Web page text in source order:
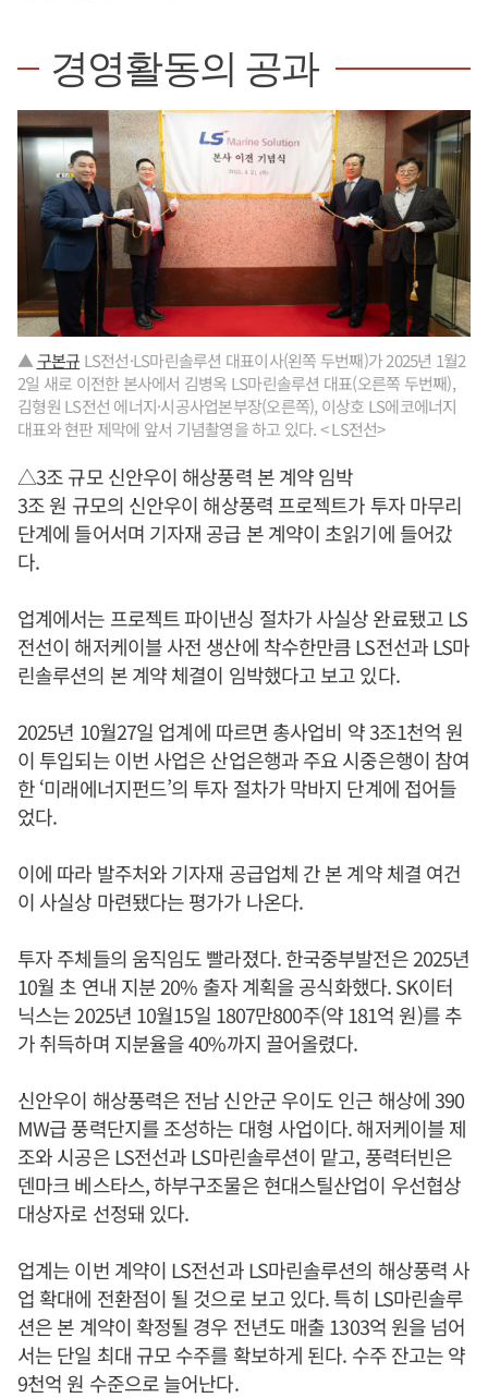
경영활동의 공과
▲구본규 LS전선·LS마린솔루션 대표이사(왼쪽 두번째)가 2025년 1월2
2일 새로 이전한 본사에서 김병옥 LS마린솔루션 대표(오른쪽 두번째),
김형원 LS전선 에너지·시공사업본부장(오른쪽), 이상호 LS에코에너지
대표와 현판 제막에 앞서 기념촬영을 하고 있다. < LS전선>
△3조 규모 신안우이 해상풍력 본 계약 임박
3조 원 규모의 신안우이 해상풍력 프로젝트가 투자 마무리
단계에 들어서며 기자재 공급 본 계약이 초읽기에 들어갔
다.
업계에서는 프로젝트 파이낸싱 절차가 사실상 완료됐고 LS
전선이 해저케이블 사전 생산에 착수한만큼 LS전선과 LS마
린솔루션의 본 계약 체결이 임박했다고 보고 있다.
2025년 10월27일 업계에 따르면 총사업비 약 3조1천억 원
이 투입되는 이번 사업은 산업은행과 주요 시중은행이 참여
한 ‘미래에너지펀드’의 투자 절차가 막바지 단계에 접어들
었다.
이에 따라 발주처와 기자재 공급업체 간 본 계약 체결 여건
이 사실상 마련됐다는 평가가 나온다.
투자 주체들의 움직임도 빨라졌다. 한국중부발전은 2025년
10월 초 연내 지분 20% 출자 계획을 공식화했다. SK이터
닉스는 2025년 10월15일 1807만800주(약 181억 원)를 추
가 취득하며 지분율을 40%까지 끌어올렸다.
신안우이 해상풍력은 전남 신안군 우이도 인근 해상에 390
MW급 풍력단지를 조성하는 대형 사업이다. 해저케이블 제
조와 시공은 LS전선과 LS마린솔루션이 맡고, 풍력터빈은
덴마크 베스타스, 하부구조물은 현대스틸산업이 우선협상
대상자로 선정돼 있다.
업계는 이번 계약이 LS전선과 LS마린솔루션의 해상풍력 사
업 확대에 전환점이 될 것으로 보고 있다. 특히 LS마린솔루
션은 본 계약이 확정될 경우 전년도 매출 1303억 원을 넘어
서는 단일 최대 규모 수주를 확보하게 된다. 수주 잔고는 약
9천억 원 수준으로 늘어난다.